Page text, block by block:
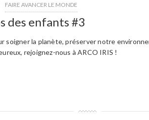
FAIRE AVANCER LE MONDE
des enfants #3
soigner la planète, préserver notre
rejoignez-nous à ARCO IRIS !